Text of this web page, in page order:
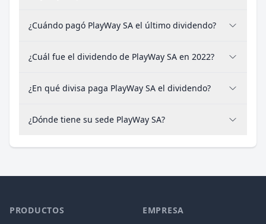
¿Cuándo pagó PlayWay SA el último dividendo?
¿Cuál fue el dividendo de PlayWay SA en 2022?
¿En qué divisa paga PlayWay SA el dividendo?
¿Dónde tiene su sede PlayWay SA?
PRODUCTOS EMPRESA